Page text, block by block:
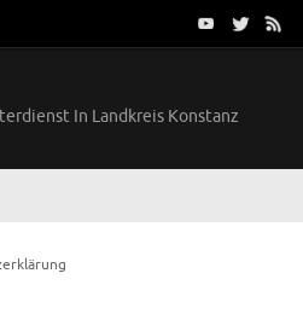
In Landkreis Konstanz